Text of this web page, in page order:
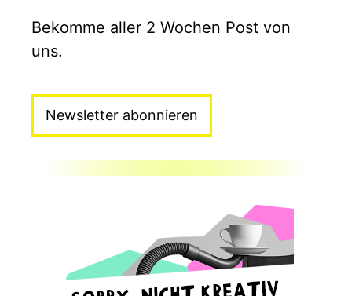
Bekomme aller 2 Wochen Post von
uns.
Newsletter abonnieren